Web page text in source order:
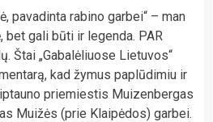
pavadinta rabino garbei“ – man
bet gali būti ir legenda. PAR
Štai „Gabalėliuose Lietuvos“
kad žymus paplūdimiu ir
priemiestis Muizenbergas
Muižės (prie Klaipėdos) garbei.